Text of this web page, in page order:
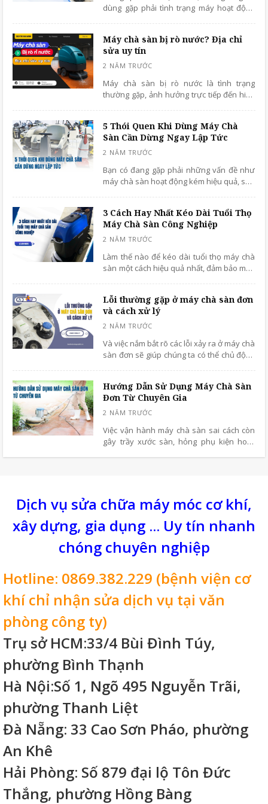
dùng gặp phải tình trạng máy hoạt động
hoặc đọng nước.
Máy chà sàn bị rò nước? Địa chỉ
sửa uy tín
Máy chà sàn bị rò nước là tình trạng
thường gặp, ảnh hưởng trực tiếp đến hiệu
chất lượng?
5 Thói Quen Khi Dùng Máy Chà
Sàn Cần Dừng Ngay Lập Tức
Bạn có đang gặp phải những vấn đề như
máy chà sàn hoạt động kém hiệu quả, sàn
trả lời là "Có", rất có thể bạn đang mắc
phải những thói quen sai lầm khi sử dụng.
3 Cách Hay Nhất Kéo Dài Tuổi Thọ
Máy Chà Sàn Công Nghiệp
Làm thế nào để kéo dài tuổi thọ máy chà
sàn một cách hiệu quả nhất, đảm bảo máy
nên áp dụng ngay để kéo dài tuổi thọ cho
"người bạn đồng hành" này.
Lỗi thường gặp ở máy chà sàn đơn
và cách xử lý
Và việc nắm bắt rõ các lỗi xảy ra ở máy chà
sàn đơn sẽ giúp chúng ta có thể chủ động
gì? Khắc phục như thế nào?
Hướng Dẫn Sử Dụng Máy Chà Sàn
Đơn Từ Chuyên Gia
Việc vận hành máy chà sàn sai cách còn
gây trầy xước sàn, hỏng phụ kiện hoặc
Dịch vụ sửa chữa máy móc cơ khí,
xây dựng, gia dụng ... Uy tín nhanh
chóng chuyên nghiệp
Hotline: 0869.382.229 (bệnh viện cơ
khí chỉ nhận sửa dịch vụ tại văn
phòng công ty)
Trụ sở HCM:33/4 Bùi Đình Túy,
phường Bình Thạnh
Hà Nội:Số 1, Ngõ 495 Nguyễn Trãi,
phường Thanh Liệt
Đà Nẵng: 33 Cao Sơn Pháo, phường
An Khê
Hải Phòng: Số 879 đại lộ Tôn Đức
Thắng, phường Hồng Bàng